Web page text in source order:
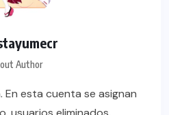
Author
esta cuenta se asignan